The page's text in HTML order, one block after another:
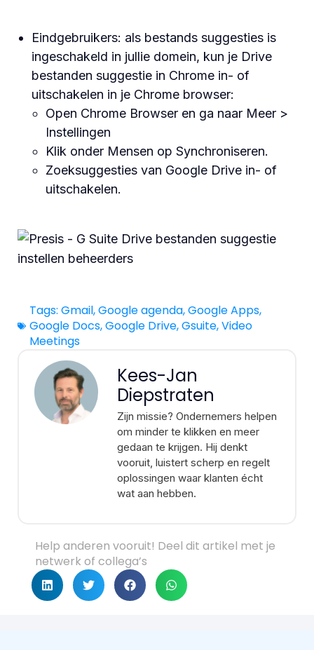
Eindgebruikers: als bestands suggesties is
ingeschakeld in jullie domein, kun je Drive
bestanden suggestie in Chrome in- of
uitschakelen in je Chrome browser:
Open Chrome Browser en ga naar Meer >
Instellingen
Klik onder Mensen op Synchroniseren.
Zoeksuggesties van Google Drive in- of
uitschakelen.
Tags: Gmail,Google agenda,Google Apps,
Google Docs,Google Drive,Gsuite,Video
Meetings
Kees-Jan
Diepstraten
Zijn missie? Ondernemers helpen
om minder te klikken en meer
gedaan te krijgen. Hij denkt
vooruit, luistert scherp en regelt
oplossingen waar klanten écht
wat aan hebben.
Help anderen vooruit! Deel dit artikel met je
netwerk of collega’s